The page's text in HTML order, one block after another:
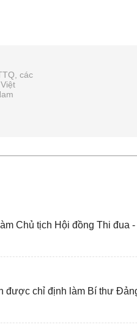
các
Chủ tịch Hội đồng Thi đua
được chỉ định làm Bí thư